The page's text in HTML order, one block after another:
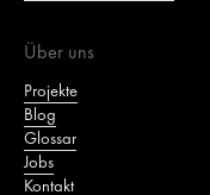
Über uns
Projekte
Blog
Glossar
Jobs
Kontakt